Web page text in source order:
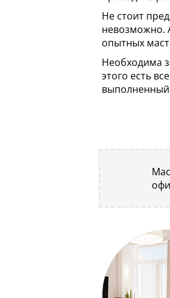
Не стоит
невозможно.
опытных
Необходима
этого есть
выполненный